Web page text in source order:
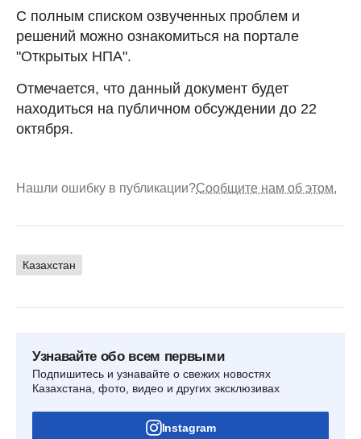
С полным списком озвученных проблем и
решений можно ознакомиться на портале
"Открытых НПА".
Отмечается, что данный документ будет
находиться на публичном обсуждении до 22
октября.
Нашли ошибку в публикации?Сообщите нам об этом.
Казахстан
Узнавайте обо всем первыми
Подпишитесь и узнавайте о свежих новостях
Казахстана, фото, видео и других эксклюзивах
Instagram